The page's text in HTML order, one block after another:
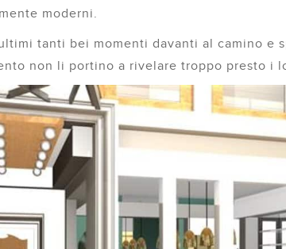
moderni.
tanti bei momenti davanti al camino e
non li portino a rivelare troppo presto i